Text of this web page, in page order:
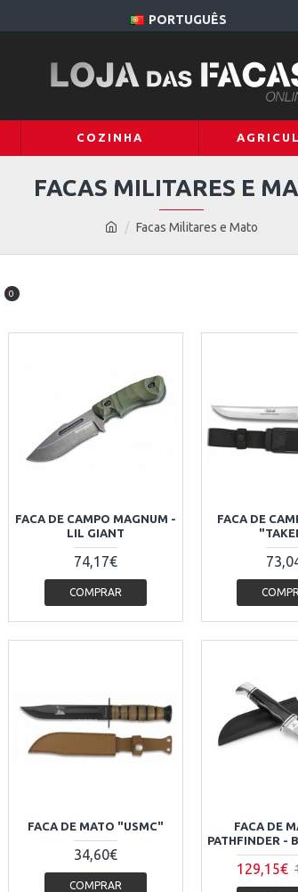
PORTUGUÊS
COZINHA
Facas Militares e Mato
FACAS MILITARES E
0
FACA DE CAMPO MAGNUM -
LIL GIANT
74,17€
COMPRAR
FACA DE
FACA DE MATO "USMC"
34,60€
COMPRAR
FACA DE
PATHFINDER -
129,15€